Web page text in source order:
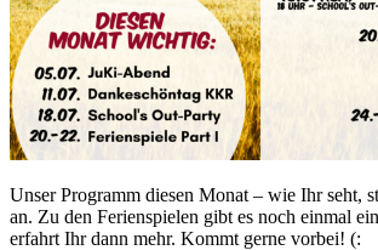
Unser Programm diesen Monat – wie Ihr seht,
an. Zu den Ferienspielen gibt es noch einmal
erfahrt Ihr dann mehr. Kommt gerne vorbei! (: